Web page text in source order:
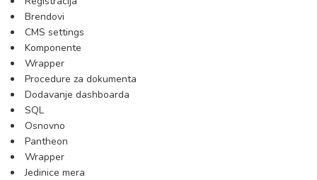
Brendovi
CMS settings
Komponente
Wrapper
Procedure za dokumenta
Dodavanje dashboarda
SQL
Osnovno
Pantheon
Wrapper
Jedinice mera